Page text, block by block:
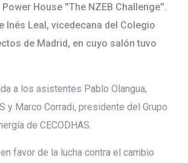
House ''The NZEB Challenge''.
Inés Leal, vicedecana del Colegio
de Madrid, en cuyo salón tuvo
a los asistentes Pablo Olangua,
y Marco Corradi, presidente del Grupo
de CECODHAS.
favor de la lucha contra el cambio